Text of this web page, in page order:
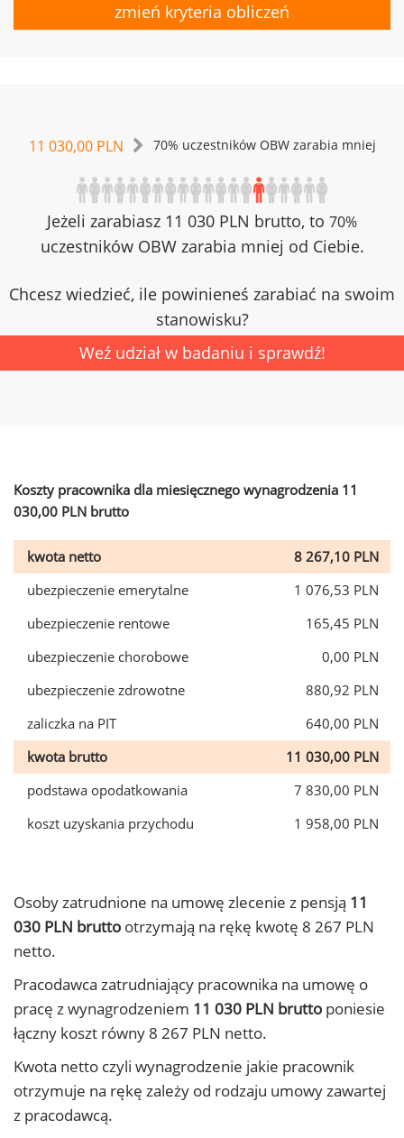
zmień kryteria obliczeń
11 030,00 PLN 70% uczestników OBW zarabia mniej
Jeżeli zarabiasz 11 030 PLN brutto, to 70%
uczestników OBW zarabia mniej od Ciebie.
Chcesz wiedzieć, ile powinieneś zarabiać na swoim
stanowisku?
Weź udział w badaniu i sprawdź!
Koszty pracownika dla miesięcznego wynagrodzenia 11
030,00 PLN brutto
kwota netto
8 267,10 PLN
ubezpieczenie emerytalne
1 076,53 PLN
ubezpieczenie rentowe
165,45 PLN
ubezpieczenie chorobowe
0,00 PLN
ubezpieczenie zdrowotne
880,92 PLN
zaliczka na PIT
640,00 PLN
kwota brutto
11 030,00 PLN
podstawa opodatkowania
7 830,00 PLN
koszt uzyskania przychodu
1 958,00 PLN
Osoby zatrudnione na umowę zlecenie z pensją 11
030 PLN brutto otrzymają na rękę kwotę 8 267 PLN
netto.
Pracodawca zatrudniający pracownika na umowę o
pracę z wynagrodzeniem 11 030 PLN brutto poniesie
łączny koszt równy 8 267 PLN netto.
Kwota netto czyli wynagrodzenie jakie pracownik
otrzymuje na rękę zależy od rodzaju umowy zawartej
z pracodawcą.